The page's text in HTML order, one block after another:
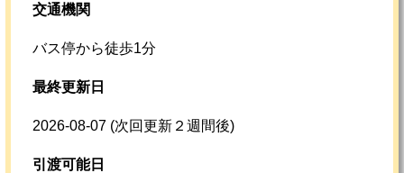
交通機関
バス停から徒歩1分
最終更新日
2026-08-07 (次回更新２週間後)
引渡可能日